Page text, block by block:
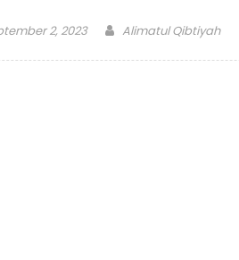
2, 2023 Author
Alimatul Qibtiyah